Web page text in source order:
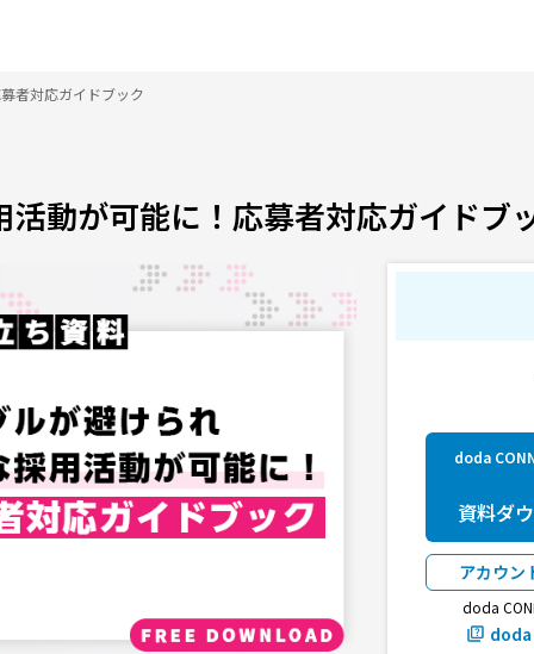
者対応ガイドブック
活動が可能に！応募者対応ガイドブ
doda
資料ダ
アカウン
doda
doda